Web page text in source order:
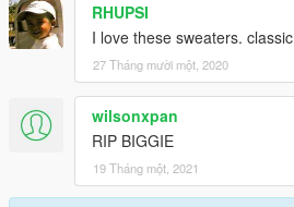
RHUPSI
I love these sweaters. classic
27 Tháng mười một, 2020
wilsonxpan
RIP BIGGIE
19 Tháng một, 2021